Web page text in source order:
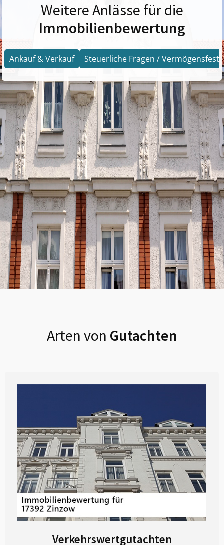
Weitere Anlässe für die
Immobilienbewertung
Ankauf & Verkauf Steuerliche Fragen /
Arten von Gutachten
Verkehrswertgutachten